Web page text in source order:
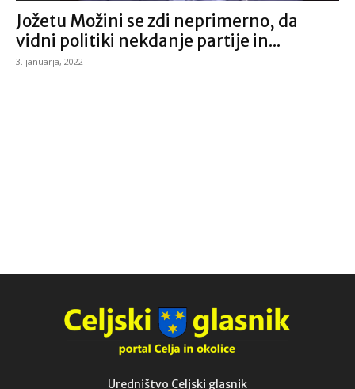
Jožetu Možini se zdi neprimerno, da
vidni politiki nekdanje partije in...
3. januarja, 2022
Uredništvo Celjski glasnik